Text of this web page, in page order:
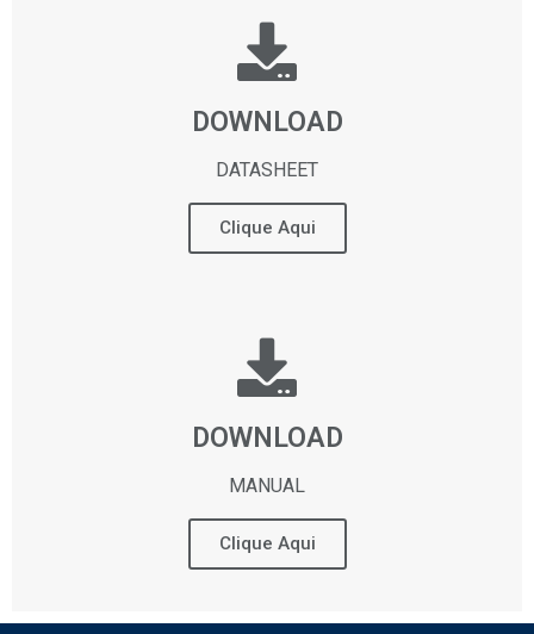
DOWNLOAD
DATASHEET
Clique Aqui
DOWNLOAD
MANUAL
Clique Aqui